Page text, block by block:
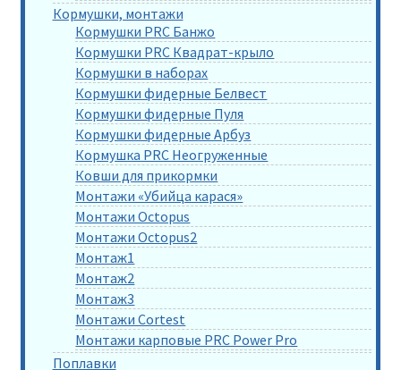
Кормушки, монтажи
Кормушки PRC Банжо
Кормушки PRC Квадрат-крыло
Кормушки в наборах
Кормушки фидерные Белвест
Кормушки фидерные Пуля
Кормушки фидерные Арбуз
Кормушка PRC Неогруженные
Ковши для прикормки
Монтажи «Убийца карася»
Монтажи Octopus
Монтажи Octopus2
Монтаж1
Монтаж2
Монтаж3
Монтажи Cortest
Монтажи карповые PRC Power Pro
Поплавки